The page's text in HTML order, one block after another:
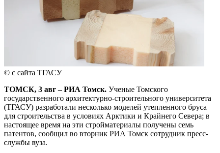
© с сайта ТГАСУ
ТОМСК, 3 авг – РИА Томск. Ученые Томского
государственного архитектурно-строительного университета
(ТГАСУ) разработали несколько моделей утепленного бруса
для строительства в условиях Арктики и Крайнего Севера; в
настоящее время на эти стройматериалы получены семь
патентов, сообщил во вторник РИА Томск сотрудник пресс-
службы вуза.